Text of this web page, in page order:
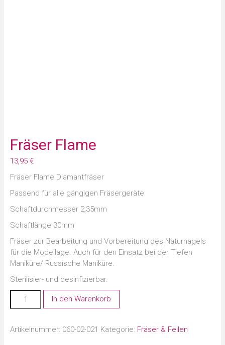
Fräser Flame
13,95 €
Fräser Flame Diamantfräser
Passend für alle gängigen Fräsergeräte
Schaftdurchmesser 2,35mm
Schaftlänge 30mm
Fräser zur Bearbeitung und Vorbereitung des Naturnagels
für die Modellage. Auch für den Einsatz bei der Tiefen
Maniküre/ Russische Maniküre.
Sterilisier- und desinfizierbar.
In den Warenkorb
Artikelnummer: 060-02-021 Kategorie: Fräser & Feilen